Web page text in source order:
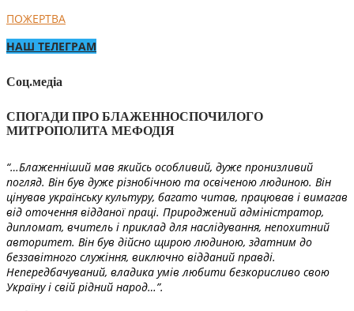
ПОЖЕРТВА
НАШ ТЕЛЕГРАМ
Соц.медіа
СПОГАДИ ПРО БЛАЖЕННОСПОЧИЛОГО
МИТРОПОЛИТА МЕФОДІЯ
“…Блаженніший мав якийсь особливий, дуже пронизливий
погляд. Він був дуже різнобічною та освіченою людиною. Він
цінував українську культуру, багато читав, працював і вимагав
від оточення відданої праці. Природжений адміністратор,
дипломат, вчитель і приклад для наслідування, непохитний
авторитет. Він був дійсно щирою людиною, здатним до
беззавітного служіння, виключно відданий правді.
Непередбачуваний, владика умів любити безкорисливо свою
Україну і свій рідний народ…”.